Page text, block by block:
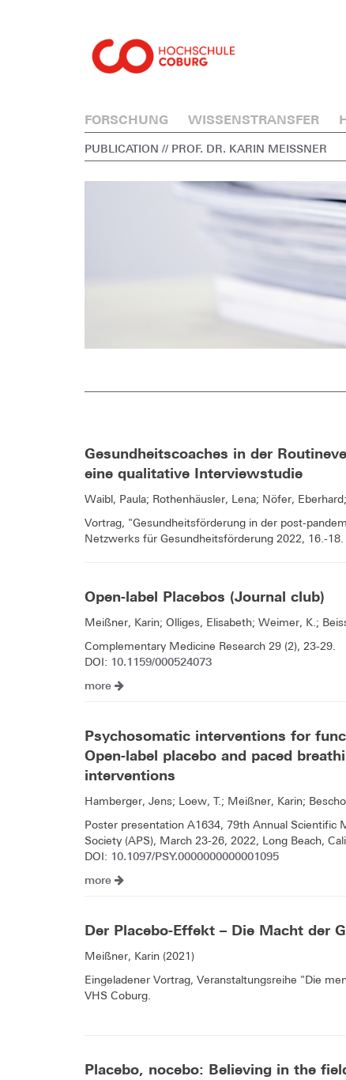
FORSCHUNG WISSENSTRANSFER
PUBLICATION // PROF. DR. KARIN MEISSNER
Gesundheitscoaches in der
eine qualitative Interviewstudie
Waibl, Paula; Rothenhäusler, Lena; Nöfer,
Vortrag, "Gesundheitsförderung in der post-
Netzwerks für Gesundheitsförderung 2022, 16.-
Open-label Placebos (Journal club)
Meißner, Karin; Olliges, Elisabeth; Weimer, K.;
Complementary Medicine Research 29 (2), 23-29.
DOI: 10.1159/000524073
more
Psychosomatic interventions for
Open-label placebo and paced
interventions
Hamberger, Jens; Loew, T.; Meißner, Karin;
Poster presentation A1634, 79th Annual Scientific
Society (APS), March 23-26, 2022, Long Beach,
DOI: 10.1097/PSY.0000000000001095
more
Der Placebo-Effekt – Die Macht der
Meißner, Karin (2021)
Eingeladener Vortrag, Veranstaltungsreihe "Die
VHS Coburg.
Placebo, nocebo: Believing in the